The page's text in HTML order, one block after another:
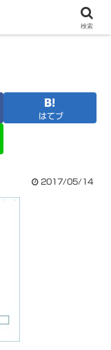
はてブ
2017/05/14
検索